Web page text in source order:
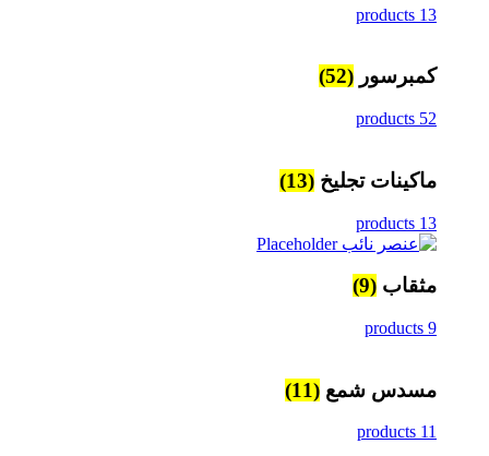
13 products
كمبرسور (52)
52 products
ماكينات تجليخ (13)
13 products
مثقاب (9)
9 products
مسدس شمع (11)
11 products